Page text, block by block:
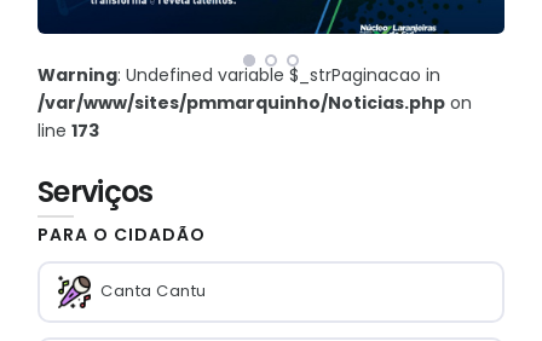
Warning: Undefined variable $_strPaginacao in
/var/www/sites/pmmarquinho/Noticias.php on
line 173
Serviços
PARA O CIDADÃO
Canta Cantu